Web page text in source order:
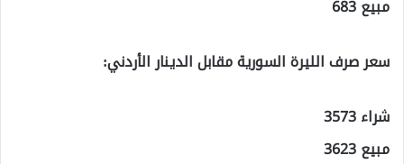
مبيع 683
سعر صرف الليرة السورية مقابل الدينار الأردني:
شراء 3573
مبيع 3623